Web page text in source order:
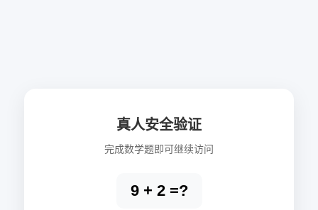
真人安全验证
完成数学题即可继续访问
9 + 2 =?